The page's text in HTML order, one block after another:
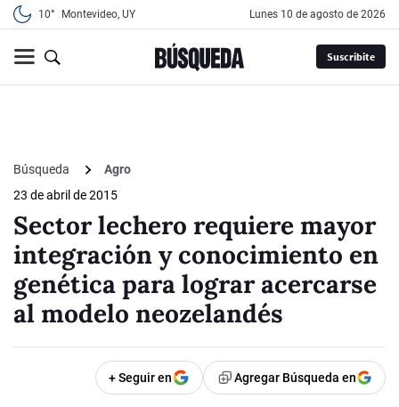
10° Montevideo, UY lunes 10 de agosto de 2026
Suscribite
Búsqueda
Agro
23 de abril de 2015
Sector lechero requiere mayor
integración y conocimiento en
genética para lograr acercarse
al modelo neozelandés
+ Seguir en Agregar Búsqueda en